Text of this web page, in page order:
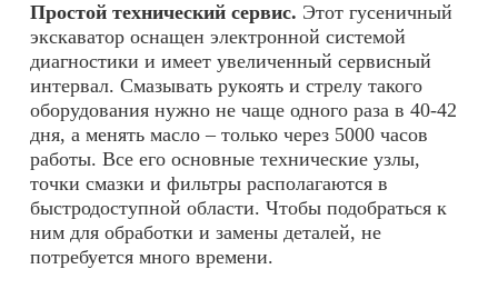
Простой технический сервис. Этот гусеничный
экскаватор оснащен электронной системой
диагностики и имеет увеличенный сервисный
интервал. Смазывать рукоять и стрелу такого
оборудования нужно не чаще одного раза в 40-42
дня, а менять масло – только через 5000 часов
работы. Все его основные технические узлы,
точки смазки и фильтры располагаются в
быстродоступной области. Чтобы подобраться к
ним для обработки и замены деталей, не
потребуется много времени.